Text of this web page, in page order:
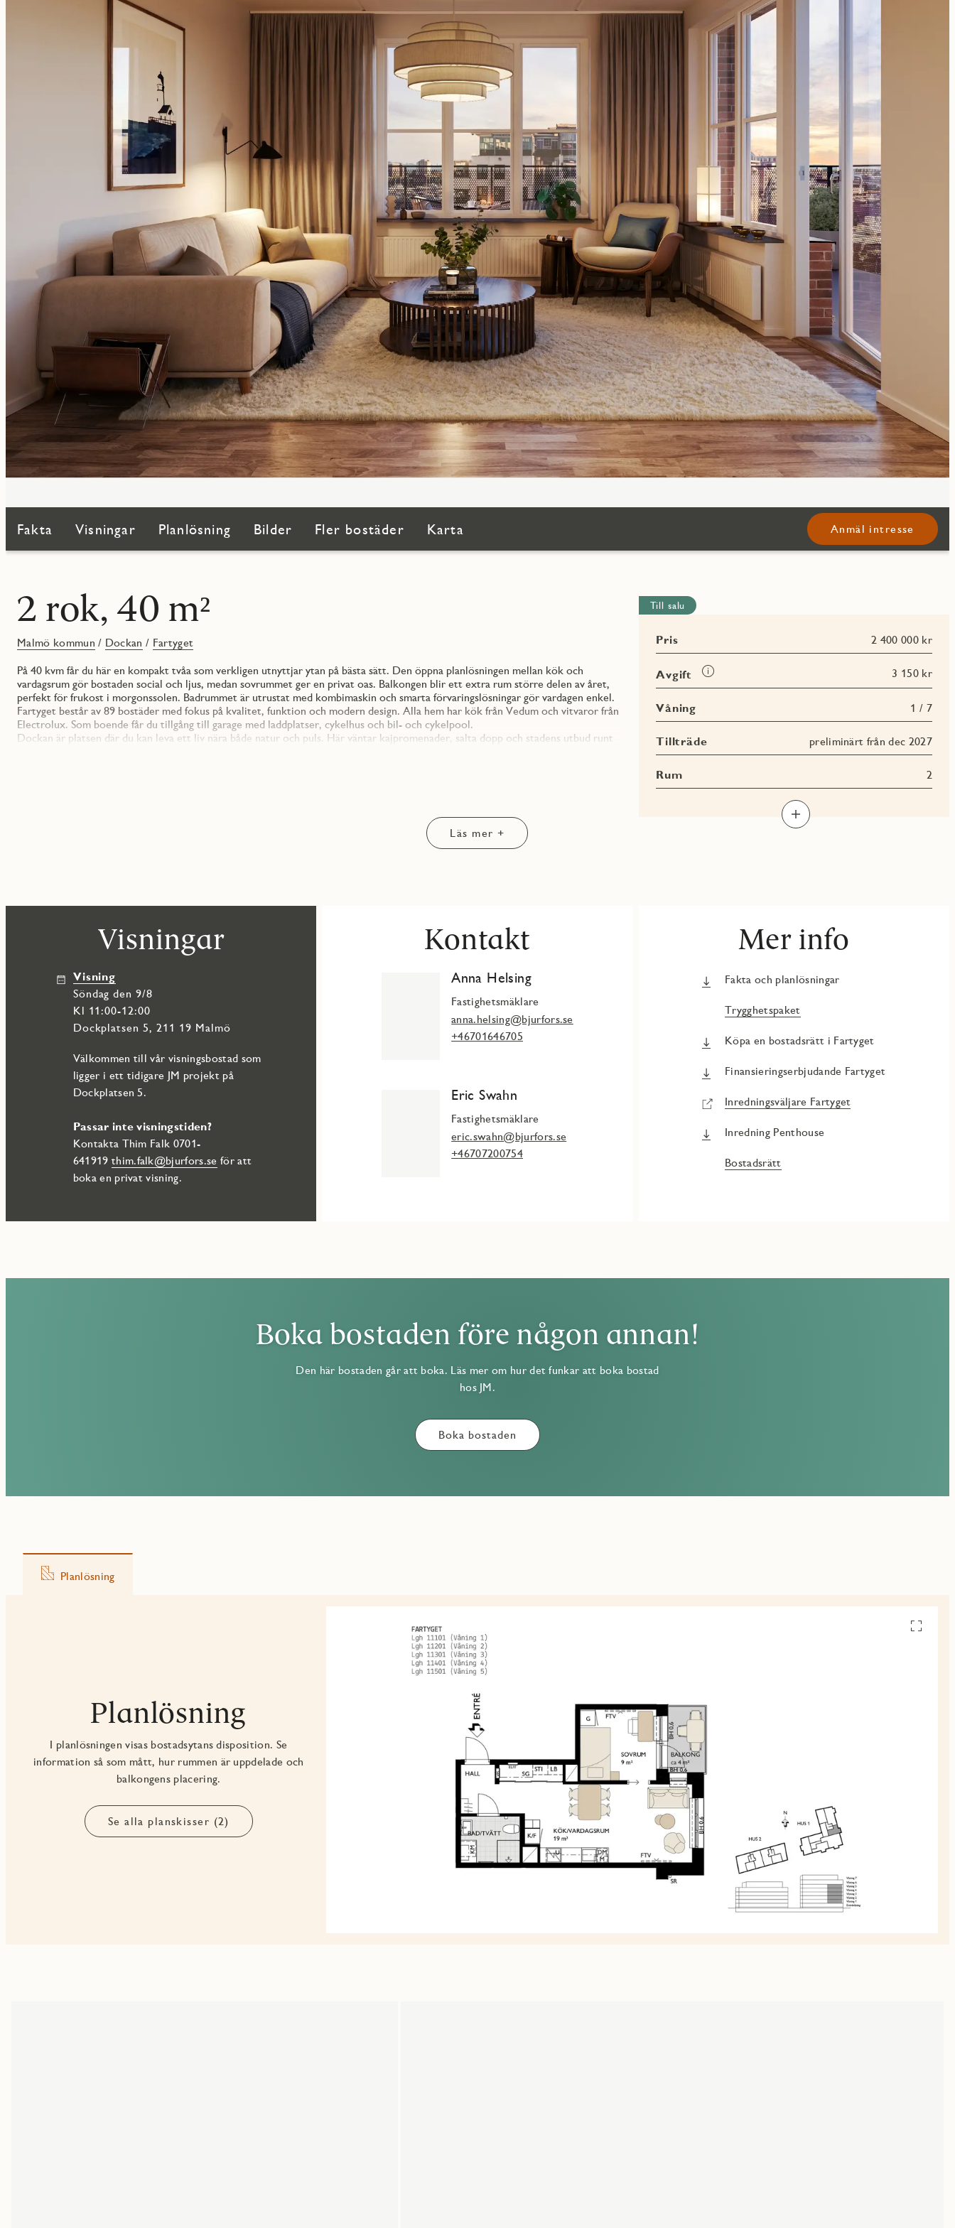
Fakta Visningar Planlösning Bilder Fler bostäder Karta Anmäl intresse
2 rok, 40 m²
Malmö kommun / Dockan / Fartyget
På 40 kvm får du här en kompakt tvåa som verkligen utnyttjar ytan på bästa sätt. Den öppna planlösningen mellan kök och
vardagsrum gör bostaden social och ljus, medan sovrummet ger en privat oas. Balkongen blir ett extra rum större delen av året,
perfekt för frukost i morgonssolen. Badrummet är utrustat med kombimaskin och smarta förvaringslösningar gör vardagen enkel.
Fartyget består av 89 bostäder med fokus på kvalitet, funktion och modern design. Alla hem har kök från Vedum och vitvaror från
Electrolux. Som boende får du tillgång till garage med laddplatser, cykelhus och bil- och cykelpool.
Dockan är platsen där du kan leva ett liv nära både natur och puls. Här väntar kajpromenader, salta dopp och stadens utbud runt
Till salu
Pris 2 400 000 kr
Avgift
Läs
mer
3 150 kr
Våning 1 / 7
Tillträde preliminärt från dec 2027
Rum 2
Läs mer +
Visningar
Visning
söndag den 9/8
Kl 11:00-12:00
Dockplatsen 5, 211 19 Malmö
Välkommen till vår visningsbostad som
ligger i ett tidigare JM projekt på
Dockplatsen 5.
Passar inte visningstiden?
Kontakta Thim Falk 0701-
641919 thim.falk@bjurfors.se för att
boka en privat visning.
Kontakt
Anna Helsing
Fastighetsmäklare
anna.helsing@bjurfors.se
+46701646705
Eric Swahn
Fastighetsmäklare
eric.swahn@bjurfors.se
+46707200754
Mer info
Fakta och planlösningar
Trygghetspaket
Köpa en bostadsrätt i Fartyget
Finansieringserbjudande Fartyget
Inredningsväljare Fartyget
Inredning Penthouse
Bostadsrätt
Boka bostaden före någon annan!
Den här bostaden går att boka. Läs mer om hur det funkar att boka bostad
hos JM.
Boka bostaden
Planlösning
Planlösning
I planlösningen visas bostadsytans disposition. Se
information så som mått, hur rummen är uppdelade och
balkongens placering.
Se alla planskisser (2)
Se